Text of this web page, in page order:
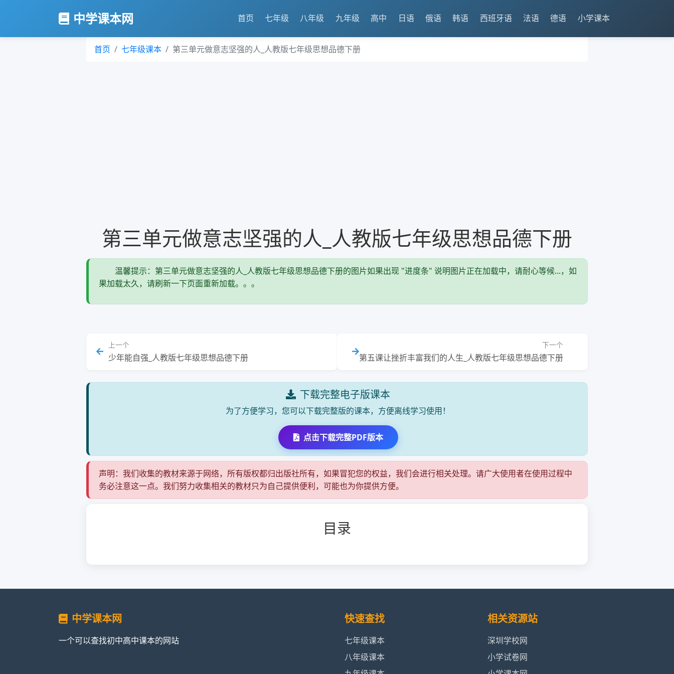
中学课本网 首页 七年级 八年级 九年级 高中 日语 俄语 韩语 西班牙语 法语 德语 小学课本
首页 七年级课本 第三单元做意志坚强的人_人教版七年级思想品德下册
第三单元做意志坚强的人_人教版七年级思想品德下册
温馨提示：第三单元做意志坚强的人_人教版七年级思想品德下册的图片如果出现 "进度条" 说明图片正在加载中，请耐心等候...，如
果加载太久，请刷新一下页面重新加载。。。
上一个
少年能自强_人教版七年级思想品德下册
下一个
第五课让挫折丰富我们的人生_人教版七年级思想品德下册
下载完整电子版课本
为了方便学习，您可以下载完整版的课本，方便离线学习使用！
点击下载完整PDF版本
声明：我们收集的教材来源于网络，所有版权都归出版社所有，如果冒犯您的权益，我们会进行相关处理。请广大使用者在使用过程中
务必注意这一点。我们努力收集相关的教材只为自己提供便利，可能也为你提供方便。
目录
中学课本网
一个可以查找初中高中课本的网站
快速查找
七年级课本
八年级课本
相关资源站
深圳学校网
小学试卷网